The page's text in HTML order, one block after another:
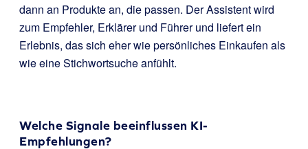
dann an Produkte an, die passen. Der Assistent wird
zum Empfehler, Erklärer und Führer und liefert ein
Erlebnis, das sich eher wie persönliches Einkaufen als
wie eine Stichwortsuche anfühlt.
Welche Signale beeinflussen KI-
Empfehlungen?